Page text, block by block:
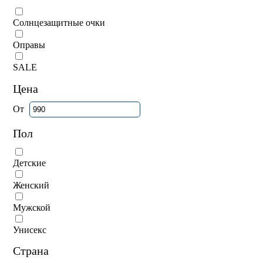
Солнцезащитные очки
Оправы
SALE
Цена
От
Пол
Детские
Женский
Мужской
Унисекс
Страна